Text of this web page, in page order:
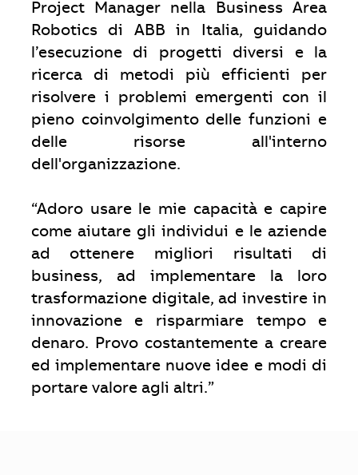
Project Manager nella Business Area
Robotics di ABB in Italia, guidando
l’esecuzione di progetti diversi e la
ricerca di metodi più efficienti per
risolvere i problemi emergenti con il
pieno coinvolgimento delle funzioni e
delle risorse all'interno
dell'organizzazione.
​​​​​​​“Adoro usare le mie capacità e capire
come aiutare gli individui e le aziende
ad ottenere migliori risultati di
business, ad implementare la loro
trasformazione digitale, ad investire in
innovazione e risparmiare tempo e
denaro. Provo costantemente a creare
ed implementare nuove idee e modi di
portare valore agli altri.”